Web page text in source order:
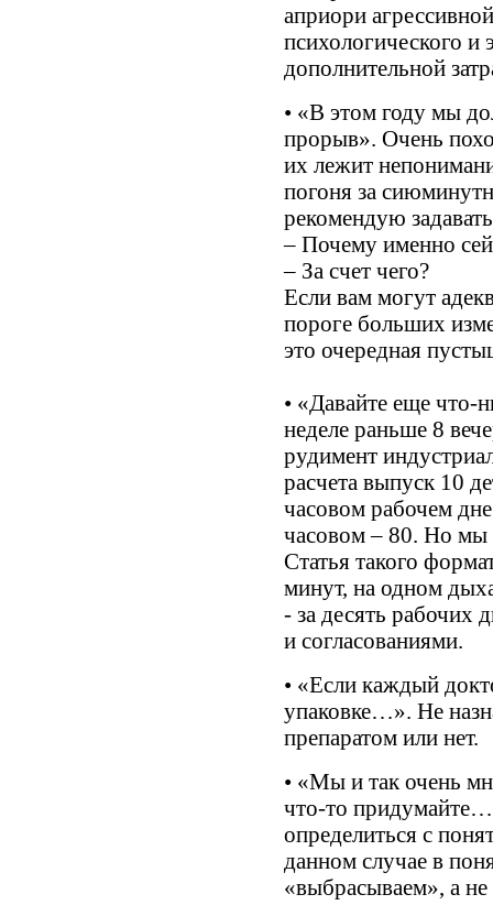
априори
психологического
дополнительной
• «В этом году мы
прорыв». Очень
их лежит
погоня за
рекомендую
– Почему именно
– За счет чего?
Если вам могут
пороге больших
это очередная
• «Давайте еще что-
неделе раньше 8
рудимент
расчета выпуск 10
часовом рабочем
часовом – 80. Но мы
Статья такого
минут, на одном
- за десять рабочих
и согласованиями.
• «Если каждый
упаковке…». Не
препаратом или нет.
• «Мы и так очень
что-то
определиться с
данном случае в
«выбрасываем», а